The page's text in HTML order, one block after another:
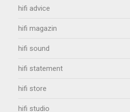
hifi advice
hifi magazin
hifi sound
hifi statement
hifi store
hifi studio